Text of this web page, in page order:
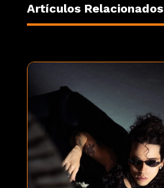
Artículos Relacionados